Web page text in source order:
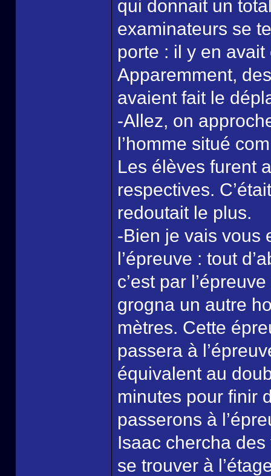
qui donnait un
examinateurs se
porte : il y en
Apparemment,
avaient fait le
-Allez, on
l’homme situé
Les élèves furent
respectives.
redoutait le plus.
-Bien je vais vous
l’épreuve : tout
c’est par
grogna un autre
mètres. Cette
passera à
équivalent au
minutes pour finir
passerons à
Isaac chercha
se trouver à